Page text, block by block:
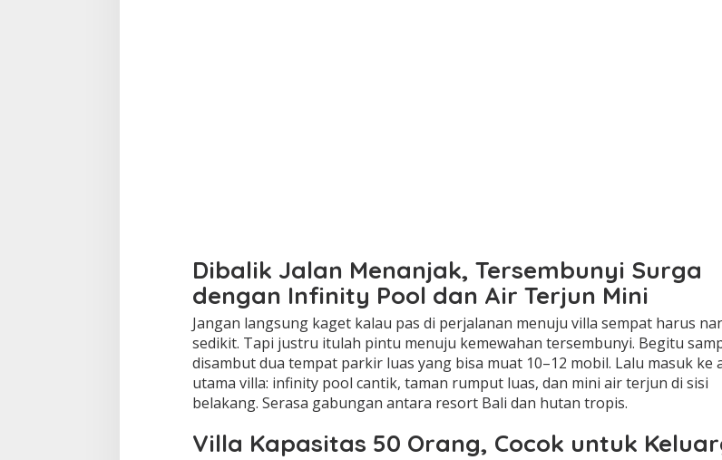
Dibalik Jalan Menanjak, Tersembunyi Surga
dengan Infinity Pool dan Air Terjun Mini
Jangan langsung kaget kalau pas di perjalanan menuju villa sempat harus
sedikit. Tapi justru itulah pintu menuju kemewahan tersembunyi. Begitu
disambut dua tempat parkir luas yang bisa muat 10–12 mobil. Lalu masuk ke
utama villa: infinity pool cantik, taman rumput luas, dan mini air terjun di sisi
belakang. Serasa gabungan antara resort Bali dan hutan tropis.
Villa Kapasitas 50 Orang, Cocok untuk